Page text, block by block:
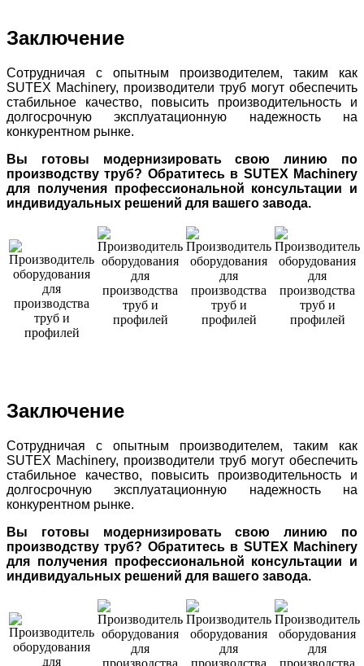
Заключение
Сотрудничая с опытным производителем, таким как
SUTEX Machinery, производители труб могут обеспечить
стабильное качество, повысить производительность и
долгосрочную эксплуатационную надежность на
конкурентном рынке.
Вы готовы модернизировать свою линию по
производству труб? Обратитесь в SUTEX Machinery
для получения профессиональной консультации и
индивидуальных решений для вашего завода.
Заключение
Сотрудничая с опытным производителем, таким как
SUTEX Machinery, производители труб могут обеспечить
стабильное качество, повысить производительность и
долгосрочную эксплуатационную надежность на
конкурентном рынке.
Вы готовы модернизировать свою линию по
производству труб? Обратитесь в SUTEX Machinery
для получения профессиональной консультации и
индивидуальных решений для вашего завода.